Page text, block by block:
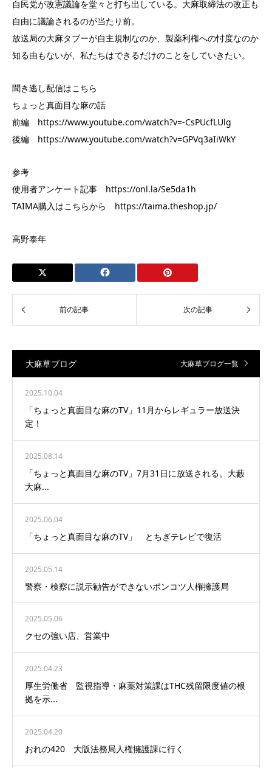
自民党が改憲議論を堂々と打ち出している。大麻取締法の改正も
自由に議論されるのが当たり前。
放送局の大麻タブーが自主規制なのか、製薬利権への忖度なのか
知る由もないが、私たちはできるだけのことをしていきたい。
聞き逃し配信はこちら
ちょっと真面目な麻の話
前編 https://www.youtube.com/watch?v=-CsPUcfLUlg
後編 https://www.youtube.com/watch?v=GPVq3aIiWkY
参考
使用者アンケート記事 https://onl.la/Se5da1h
TAIMA購入はこちらから https://taima.theshop.jp/
高野泰年
大麻草ブログ 大麻草ブログ一覧
2025.10.04
「ちょっと真面目な麻のTV」11月からレギュラー放送決
定！
2025.08.14
「ちょっと真面目な麻のTV」7月31日に放送される。大藪
大麻...
2025.06.04
「ちょっと真面目な麻のTV」 とちぎテレビで復活
2025.05.14
警察・検察に説示勧告ができないポンコツ人権擁護局
2025.05.06
クセの強い店、営業中
2025.04.23
厚生労働省 監視指導・麻薬対策課はTHC残留限度値の根
拠を示...
2025.04.20
おれの420 大阪法務局人権擁護課に行く